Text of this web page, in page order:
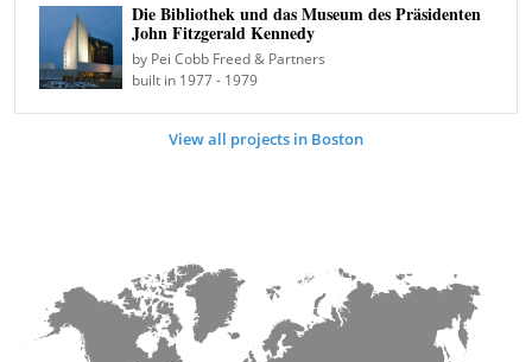
Die Bibliothek und das Museum des Präsidenten
John Fitzgerald Kennedy
by Pei Cobb Freed & Partners
built in 1977 - 1979
View all projects in Boston